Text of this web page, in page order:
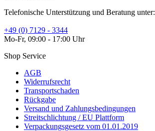
Telefonische Unterstützung und Beratung unter:
+49 (0) 7129 - 3344
Mo-Fr, 09:00 - 17:00 Uhr
Shop Service
AGB
Widerrufsrecht
Transportschaden
Rückgabe
Versand und Zahlungsbedingungen
Streitschlichtung / EU Plattform
Verpackungsgesetz vom 01.01.2019